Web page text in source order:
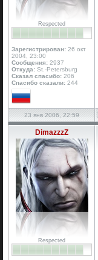
Respected
Зарегистрирован: 26 окт
2004, 23:00
Сообщения: 2937
Откуда: St.-Petersburg
Сказал спасибо: 206
Спасибо сказали: 244
23 янв 2006, 22:59
DimazzzZ
Respected